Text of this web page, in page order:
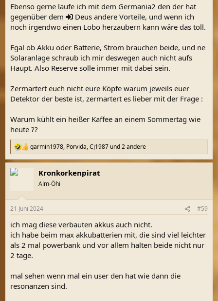
Ebenso gerne laufe ich mit dem Germania2 den der hat
gegenüber dem
Deus andere Vorteile, und wenn ich
noch irgendwo einen Lobo herzaubern kann wäre das toll.
Egal ob Akku oder Batterie, Strom brauchen beide, und ne
Solaranlage schraub ich mir deswegen auch nicht aufs
Haupt. Also Reserve solle immer mit dabei sein.
Zermartert euch nicht eure Köpfe warum jeweils euer
Detektor der beste ist, zermartert es lieber mit der Frage :
Warum kühlt ein heißer Kaffee an einem Sommertag wie
heute ??
R
e
a
k
e
:
garmin1978, Porvida,Cj1987 und 2 andere
Kronkorkenpirat
Alm-Öhi
21 Juni 2024 #59
ich mag diese verbauten akkus auch nicht.
ich habe beim max akkubatterien mit, die sind viel leichter
als 2 mal powerbank und vor allem halten beide nicht nur
2 tage.
mal sehen wenn mal ein user den hat wie dann die
resonanzen sind.